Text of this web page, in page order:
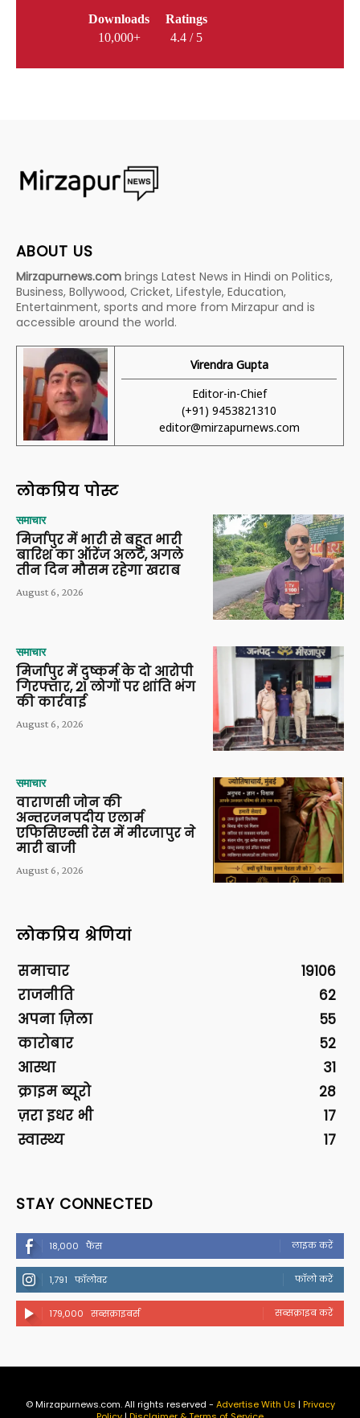
Downloads
10,000+
Ratings
4.4 / 5
ABOUT US
Mirzapurnews.com brings Latest News in Hindi on Politics,
Business, Bollywood, Cricket, Lifestyle, Education,
Entertainment, sports and more from Mirzapur and is
accessible around the world.
Virendra Gupta
Editor-in-Chief
(+91) 9453821310
editor@mirzapurnews.com
लोकप्रिय पोस्ट
समाचार
मिर्जापुर में भारी से बहुत भारी
बारिश का ऑरेंज अलर्ट, अगले
तीन दिन मौसम रहेगा खराब
August 6, 2026
समाचार
मिर्जापुर में दुष्कर्म के दो आरोपी
गिरफ्तार, 21 लोगों पर शांति भंग
की कार्रवाई
August 6, 2026
समाचार
वाराणसी जोन की
अन्तरजनपदीय एलार्म
एफिसिएन्सी रेस में मीरजापुर ने
मारी बाजी
August 6, 2026
लोकप्रिय श्रेणियां
समाचार
19106
राजनीति
62
अपना ज़िला
55
कारोबार
52
आस्था
31
क्राइम ब्यूरो
28
ज़रा इधर भी
17
स्वास्थ्य
17
STAY CONNECTED
18,000 फैंस लाइक करें
1,791 फॉलोवर फॉलो करें
179,000 सब्सक्राइबर्स सब्सक्राइब करें
© Mirzapurnews.com. All rights reserved - Advertise With Us | Privacy